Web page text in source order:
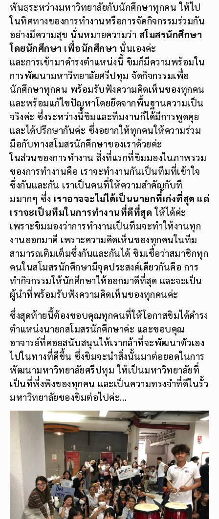
พันธฺระหว่างมหาวิทยาลัยกับนักศึกษาทุกคน ให้ไป
ในทิศทางของการทำงานหรือการจัดกิจกรรมร่วมกัน
อย่างมีความสุข นั่นหมายความว่า สโมสรนักศึกษา
โดยนักศึกษา เพื่อนักศึกษา นั่นเองค่ะ
และการเข้ามาดำรงตำแหน่งนี้ ขิมก็มีความพร้อมใน
การพัฒนามหาวิทยาลัยศรีปทุม จัดกิจกรรมเพื่อ
นักศึกษาทุกคน พร้อมรับฟังความคิดเห็นของทุกคน
และพร้อมแก้ไขปัญหาโดยยึดจากพื้นฐานความเป็น
จริงค่ะ ซึ่งระหว่างนี้ขิมและทีมงานก็ได้มีการพูดคุย
และได้ปรึกษากันค่ะ ซึ่งอยากให้ทุกคนให้ความร่วม
มือกับทางสโมสรนักศึกษาของเราด้วยค่ะ
ในส่วนของการทำงาน สิ่งที่แรกที่ขิมมองในภาพรวม
ของการทำงานคือ เราจะทำงานกันเป็นทีมที่เข้าใจ
ซึ่งกันและกัน เราเป็นคนที่ให้ความสำคัญกับที
มมากๆ ซึ่ง เราอาจจะไม่ได้เป็นนายกที่เก่งที่สุด แต่
เราจะเป็นทีมในการทำงานที่ดีที่สุด ให้ได้ค่ะ
เพราะขิมมองว่าการทำงานเป็นทีมจะทำให้งานทุก
งานออกมาดี เพราะความคิดเห็นของทุกคนในทีม
สามารถเติมเต็มซึ่งกันและกันได้ ขิมเชื่อว่าสมาชิกทุก
คนในสโมสรนักศึกษามีจุดประสงค์เดียวกันคือ การ
ทำกิจกรรมให้นักศึกษาให้ออกมาดีที่สุด และจะเป็น
ผู้นำที่พร้อมรับฟังความคิดเห็นของทุกคนค่ะ
ซึ่งสุดท้ายนี้ต้องขอบคุณทุกคนที่ให้โอกาสขิมได้ดำรง
ตำแหน่งนายกสโมสรนักศึกษาค่ะ และขอบคุณ
อาจารย์ที่คอยสนับสนุนให้เรากล้าที่จะพัฒนาตัวเอง
ไปในทางที่ดีขึ้น ซึ่งขิมจะนำสิ่งนั้นมาต่อยอดในการ
พัฒนามหาวิทยาลัยศรีปทุม ให้เป็นมหาวิทยาลัยที่
เป็นที่พึ่งพิงของทุกคน และเป็นความทรงจำที่ดีในรั้ว
มหาวิทยาลัยของขิมต่อไปค่ะ…